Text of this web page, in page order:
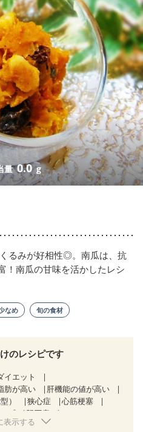
量0.0 g
るみが好相性◎。南瓜は、抗
！南瓜の甘味を活かしたレシ
なめ 旬の食材
のレシピです
イエット
肪が高い
肝機能の値が高い
） 狭心症
心筋梗塞
プ
胆石症
非アルコール性脂肪肝
表示する